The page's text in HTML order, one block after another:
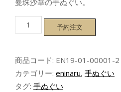
【曼
珠
手
ぬ
ぐ
予約注文
商品コード: EN19-01-00001-2
カテゴリー: eninaru, 手ぬぐい
タグ: 手ぬぐい